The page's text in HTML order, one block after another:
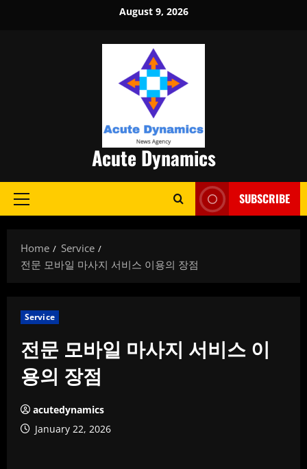
August 9, 2026
Acute Dynamics
Primary
SUBSCRIBE
Home
Service
전문 모바일 마사지 서비스 이용의 장점
Service
전문 모바일 마사지 서비스 이
용의 장점
acutedynamics
January 22, 2026